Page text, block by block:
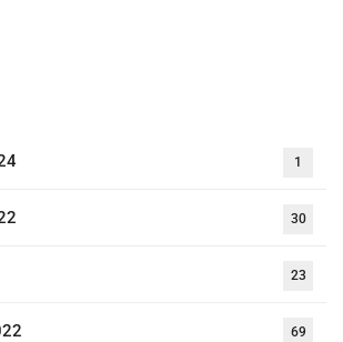
1
30
23
69